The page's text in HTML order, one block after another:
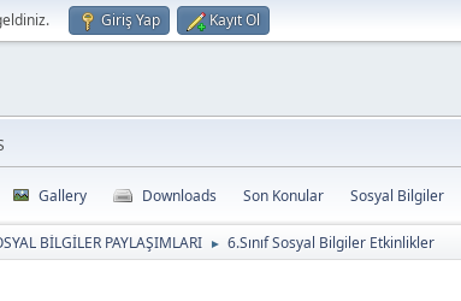
Giriş Yap Kayıt Ol
Gallery Downloads Son Konular Sosyal Bilgiler
BİLGİLER PAYLAŞIMLARI ► 6.Sınıf Sosyal Bilgiler Etkinlikler